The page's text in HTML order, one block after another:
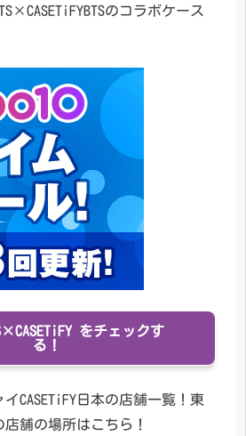
のコラボケース
をチェックす
る！
CASETiFY日本の店舗一覧！東
舗の場所はこちら！